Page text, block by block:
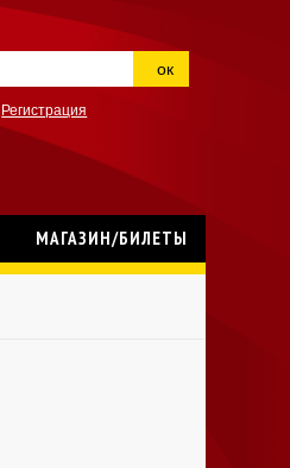
ок
Регистрация
МАГАЗИН/БИЛЕТЫ